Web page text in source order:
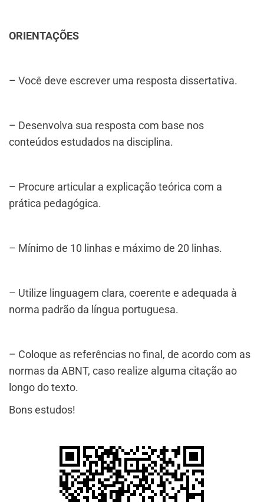
ORIENTAÇÕES
– Você deve escrever uma resposta dissertativa.
– Desenvolva sua resposta com base nos
conteúdos estudados na disciplina.
– Procure articular a explicação teórica com a
prática pedagógica.
– Mínimo de 10 linhas e máximo de 20 linhas.
– Utilize linguagem clara, coerente e adequada à
norma padrão da língua portuguesa.
– Coloque as referências no final, de acordo com as
normas da ABNT, caso realize alguma citação ao
longo do texto.
Bons estudos!